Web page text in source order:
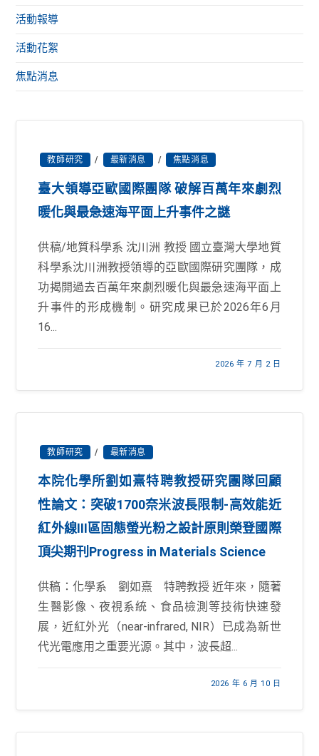
活動報導
活動花絮
焦點消息
教師研究 / 最新消息 / 焦點消息
臺大領導亞歐國際團隊 破解百萬年來劇烈
暖化與最急速海平面上升事件之謎
供稿/地質科學系 沈川洲 教授 國立臺灣大學地質
科學系沈川洲教授領導的亞歐國際研究團隊，成
功揭開過去百萬年來劇烈暖化與最急速海平面上
升事件的形成機制。研究成果已於2026年6月
16...
2026 年 7 月 2 日
教師研究 / 最新消息
本院化學所劉如熹特聘教授研究團隊回顧
性論文：突破1700奈米波長限制-高效能近
紅外線III區固態螢光粉之設計原則榮登國際
頂尖期刊Progress in Materials Science
供稿：化學系 劉如熹 特聘教授 近年來，隨著
生醫影像、夜視系統、食品檢測等技術快速發
展，近紅外光（near-infrared, NIR）已成為新世
代光電應用之重要光源。其中，波長超...
2026 年 6 月 10 日